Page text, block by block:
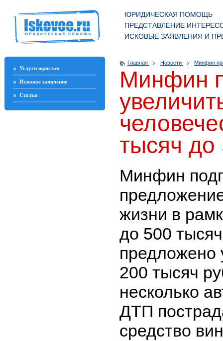
ЮРИДИЧЕСКАЯ ПОМОЩЬ
ПРЕДСТАВЛЕНИЕ
ИСКОВЫЕ ЗАЯВЛЕНИЯ И
Услуги юристов
Исковое заявление
Статьи
Главная Новости Минфин
Минфин
тысяч до
Минфин
жизни в
до 500
предложено
200 тысяч
несколько
ДТП
средство